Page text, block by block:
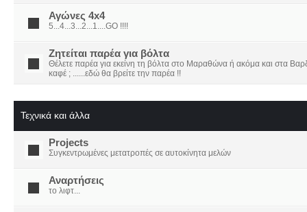
Αγώνες 4x4
5...4...3...2...1....GO !!!!
Ζητείται παρέα για βόλτα
Θέλετε παρέα για εκείνη τη βόλτα στο Μαραθώνα ή ακόμα και στα
καφέ ; ......εδώ θα βρείτε την παρέα !!
Τεχνικά και άλλα
Projects
Συγκεντρωμένες μετατροπές σε αυτοκίνητα μελών
Αναρτήσεις
το λιφτ...